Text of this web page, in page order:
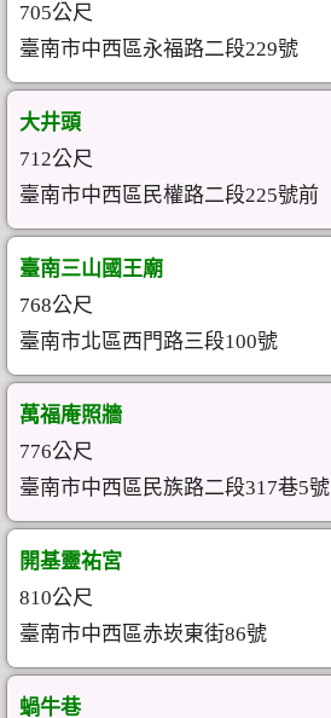
705公尺
臺南市中西區永福路二段229號
大井頭
712公尺
臺南市中西區民權路二段225號前
臺南三山國王廟
768公尺
臺南市北區西門路三段100號
萬福庵照牆
776公尺
臺南市中西區民族路二段317巷5號
開基靈祐宮
810公尺
臺南市中西區赤崁東街86號
蝸牛巷